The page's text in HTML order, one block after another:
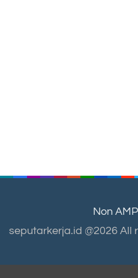
Non
seputarkerja.id @2026 All